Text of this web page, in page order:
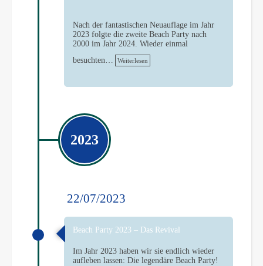
Nach der fantastischen Neuauflage im Jahr
2023 folgte die zweite Beach Party nach
2000 im Jahr 2024. Wieder einmal
besuchten…
Weiterlesen
2023
22/07/2023
Beach Party 2023 – Das Revival
Im Jahr 2023 haben wir sie endlich wieder
aufleben lassen: Die legendäre Beach Party!